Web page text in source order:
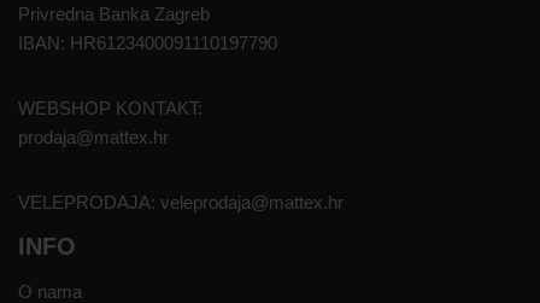
Privredna Banka Zagreb
IBAN: HR6123400091110197790
WEBSHOP KONTAKT:
prodaja@mattex.hr
VELEPRODAJA: veleprodaja@mattex.hr
INFO
O nama